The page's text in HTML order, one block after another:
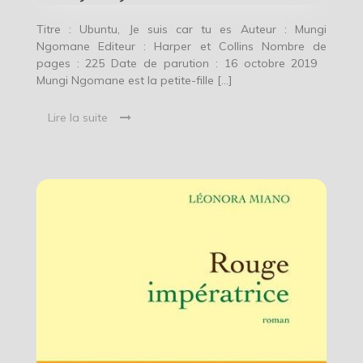
Titre : Ubuntu, Je suis car tu es Auteur : Mungi
Ngomane Editeur : Harper et Collins Nombre de
pages : 225 Date de parution : 16 octobre 2019
Mungi Ngomane est la petite-fille […]
Lire la suite